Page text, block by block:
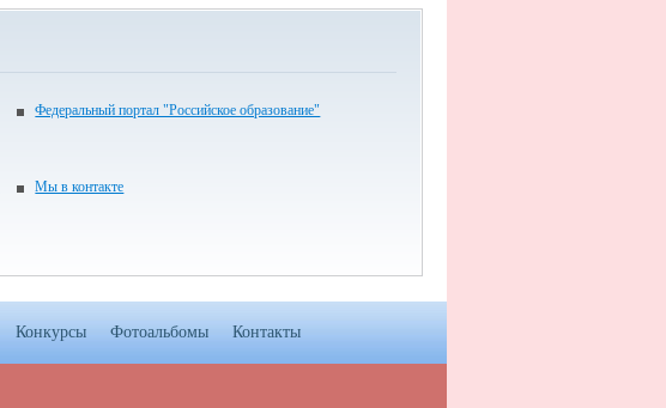
Федеральный портал "Российское образование"
Мы в контакте
Конкурсы Фотоальбомы Контакты